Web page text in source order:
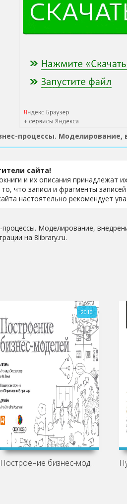
процессы. Моделирование,
сайта!
и их описания принадлежат
что записи и фрагменты
настоятельно рекомендует
Моделирование,
на 8library.ru.
2010
Построение бизнес-моделей. Настольная